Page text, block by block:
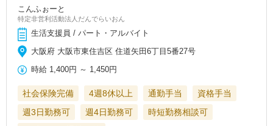
こんふぉーと
特定非営利活動法人だんでらいおん
生活支援員 / パート・アルバイト
大阪府 大阪市東住吉区 住道矢田6丁目5番27号
時給 1,400円 ～ 1,450円
社会保険完備 4週8休以上 通勤手当
資格手当
週3日勤務可
週4日勤務可
時短勤務相談可